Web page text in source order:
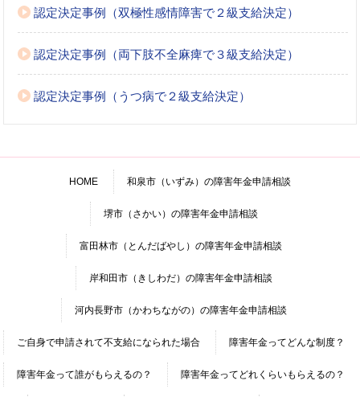
認定決定事例（双極性感情障害で２級支給決定）
認定決定事例（両下肢不全麻痺で３級支給決定）
認定決定事例（うつ病で２級支給決定）
HOME 和泉市（いずみ）の障害年金申請相談
堺市（さかい）の障害年金申請相談
富田林市（とんだばやし）の障害年金申請相談
岸和田市（きしわだ）の障害年金申請相談
河内長野市（かわちながの）の障害年金申請相談
ご自身で申請されて不支給になられた場合 障害年金ってどんな制度？
障害年金って誰がもらえるの？ 障害年金ってどれくらいもらえるの？